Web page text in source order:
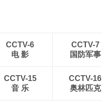
CCTV-6
电 影
CCTV-7
国防军事
CCTV-15
音 乐
CCTV-16
奥林匹克